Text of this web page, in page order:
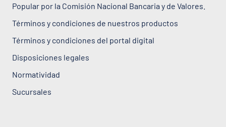
Popular por la Comisión Nacional Bancaria y de Valores.
Términos y condiciones de nuestros productos
Términos y condiciones del portal digital
Disposiciones legales
Normatividad
Sucursales